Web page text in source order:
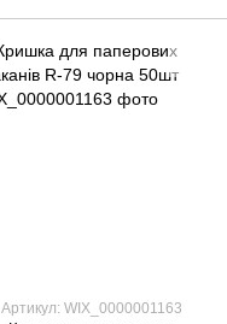
Артикул: WIX_0000001163